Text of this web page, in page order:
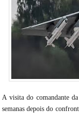
A visita do comandante
semanas depois do